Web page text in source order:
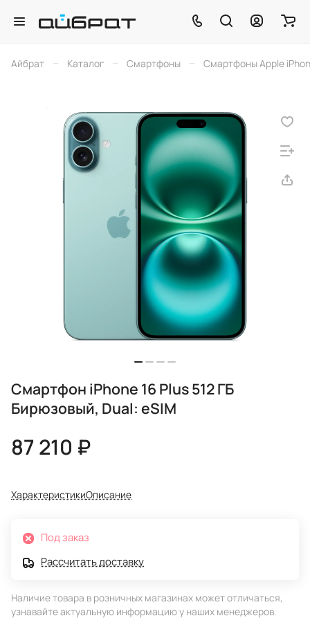
Айбрат – Каталог – Смартфоны – Смартфоны Apple
Смартфон iPhone 16 Plus 512 ГБ
Бирюзовый, Dual: eSIM
87 210 ₽
ХарактеристикиОписание
Под заказ
Рассчитать доставку
Наличие товара в розничных магазинах может отличаться,
узнавайте актуальную информацию у наших менеджеров.